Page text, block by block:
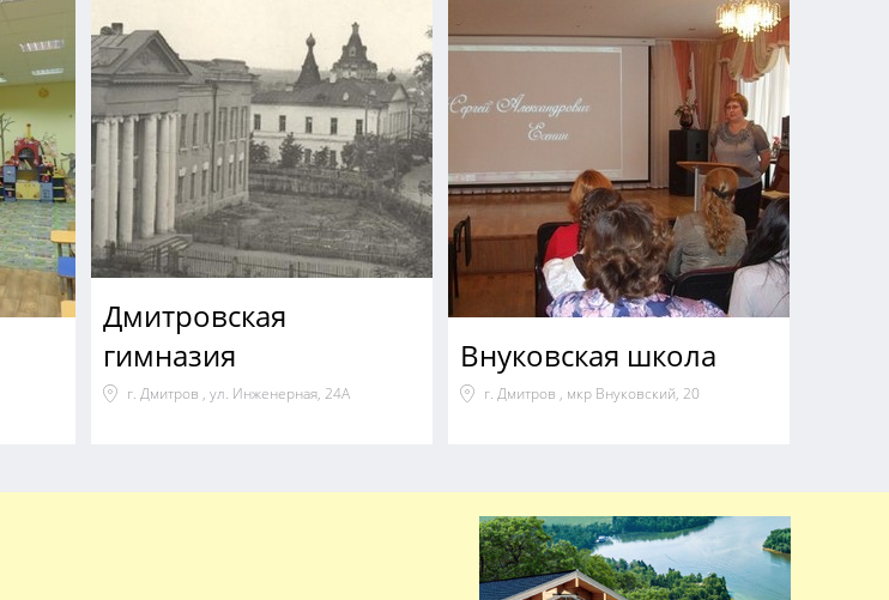
Дмитровская
гимназия
г. Дмитров , ул. Инженерная, 24А
Внуковская школа
г. Дмитров , мкр Внуковский, 20